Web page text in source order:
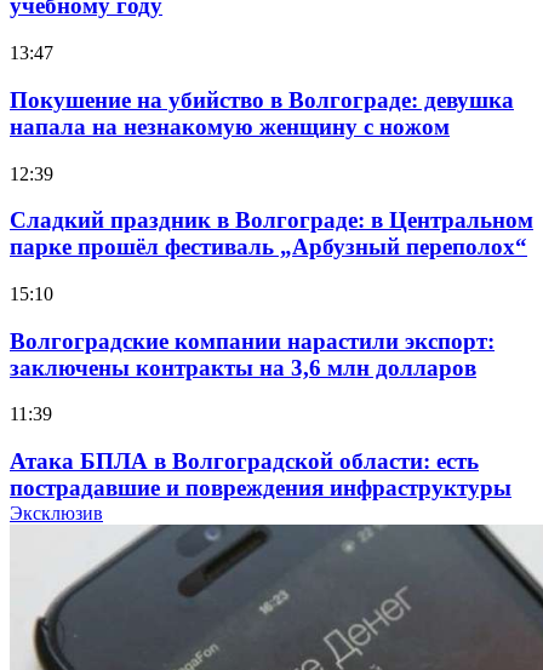
учебному году
13:47
Покушение на убийство в Волгограде: девушка
напала на незнакомую женщину с ножом
12:39
Сладкий праздник в Волгограде: в Центральном
парке прошёл фестиваль „Арбузный переполох“
15:10
Волгоградские компании нарастили экспорт:
заключены контракты на 3,6 млн долларов
11:39
Атака БПЛА в Волгоградской области: есть
пострадавшие и повреждения инфраструктуры
Волгоградские вузы в топе зарплатного
рейтинга: ВолгГТУ и ВолгГМУ вошли в топ‑15
для химической отрасли и фармацевтики
Эксклюзив